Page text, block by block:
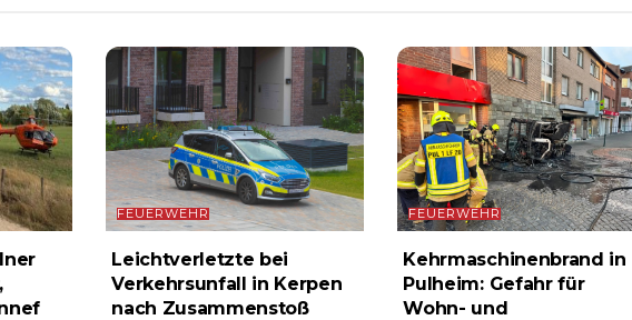
FEUERWEHR
Leichtverletzte bei
Verkehrsunfall in Kerpen
nach Zusammenstoß
FEUERWEHR
Kehrmaschinenbrand in
Pulheim: Gefahr für
Wohn- und